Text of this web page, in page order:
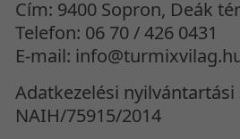
Cím: 9400 Sopron, Deák
Telefon: 06 70 / 426 0431
E-mail:
Adatkezelési
NAIH/75915/2014